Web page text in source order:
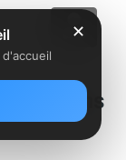
sans
✕